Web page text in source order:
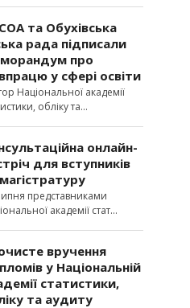
та Обухівська
рада підписали
про
у сфері освіти
Національної академії
обліку та
онлайн-
для вступників
представниками
академії стат
вручення
у Національній
статистики,
та аудиту